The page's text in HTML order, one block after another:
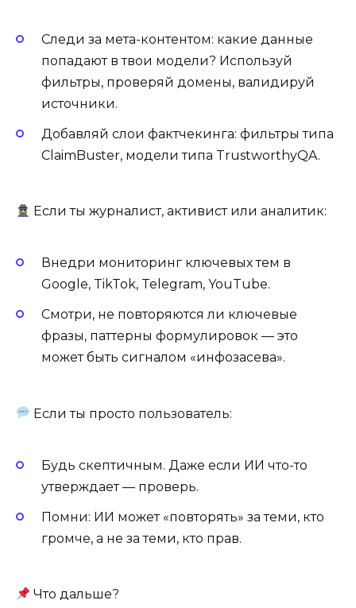
Следи за мета-контентом: какие данные
попадают в твои модели? Используй
фильтры, проверяй домены, валидируй
источники.
Добавляй слои фактчекинга: фильтры типа
ClaimBuster, модели типа TrustworthyQA.
Если ты журналист, активист или аналитик:
Внедри мониторинг ключевых тем в
Google, TikTok, Telegram, YouTube.
Смотри, не повторяются ли ключевые
фразы, паттерны формулировок — это
может быть сигналом «инфозасева».
Если ты просто пользователь:
Будь скептичным. Даже если ИИ что-то
утверждает — проверь.
Помни: ИИ может «повторять» за теми, кто
громче, а не за теми, кто прав.
Что дальше?